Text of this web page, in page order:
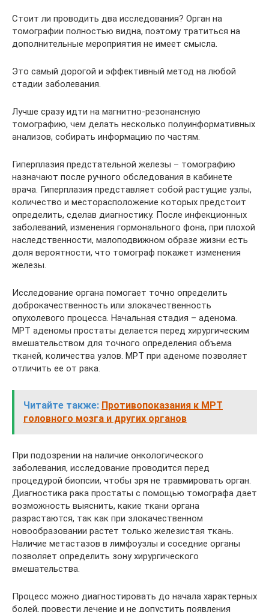
Стоит ли проводить два исследования? Орган на
томографии полностью видна, поэтому тратиться на
дополнительные мероприятия не имеет смысла.
Это самый дорогой и эффективный метод на любой
стадии заболевания.
Лучше сразу идти на магнитно-резонансную
томографию, чем делать несколько полуинформативных
анализов, собирать информацию по частям.
Гиперплазия предстательной железы – томографию
назначают после ручного обследования в кабинете
врача. Гиперплазия представляет собой растущие узлы,
количество и месторасположение которых предстоит
определить, сделав диагностику. После инфекционных
заболеваний, изменения гормонального фона, при плохой
наследственности, малоподвижном образе жизни есть
доля вероятности, что томограф покажет изменения
железы.
Исследование органа помогает точно определить
доброкачественность или злокачественность
опухолевого процесса. Начальная стадия – аденома.
МРТ аденомы простаты делается перед хирургическим
вмешательством для точного определения объема
тканей, количества узлов. МРТ при аденоме позволяет
отличить ее от рака.
Читайте также: Противопоказания к МРТ
головного мозга и других органов
При подозрении на наличие онкологического
заболевания, исследование проводится перед
процедурой биопсии, чтобы зря не травмировать орган.
Диагностика рака простаты с помощью томографа дает
возможность выяснить, какие ткани органа
разрастаются, так как при злокачественном
новообразовании растет только железистая ткань.
Наличие метастазов в лимфоузлы и соседние органы
позволяет определить зону хирургического
вмешательства.
Процесс можно диагностировать до начала характерных
болей, провести лечение и не допустить появления